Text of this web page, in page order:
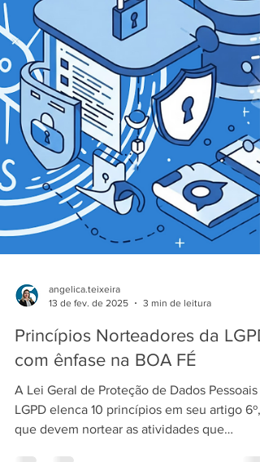
13 de fev. de 2025
3 min de leitura
Princípios Norteadores da
com ênfase na BOA FÉ
A Lei Geral de Proteção de Dados Pessoais -
LGPD elenca 10 princípios em seu artigo 6º,
que devem nortear as atividades que